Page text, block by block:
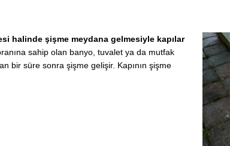
halinde şişme meydana gelmesiyle kapılar
sahip olan banyo, tuvalet ya da mutfak
bir süre sonra şişme gelişir. Kapının şişme